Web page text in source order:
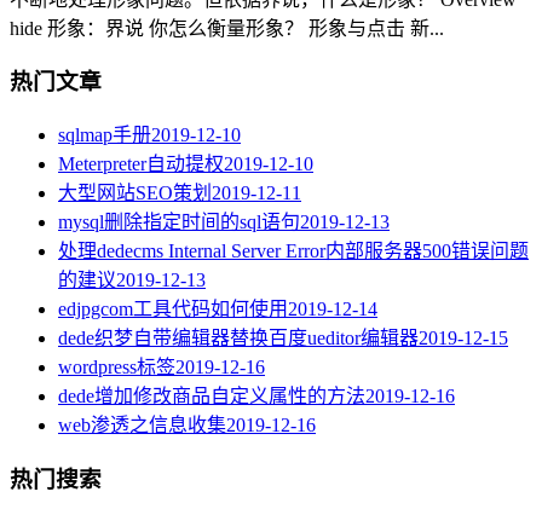
hide 形象：界说 你怎么衡量形象？ 形象与点击 新...
热门文章
sqlmap手册2019-12-10
Meterpreter自动提权2019-12-10
大型网站SEO策划 2019-12-11
mysql删除指定时间的sql语句2019-12-13
处理dedecms Internal Server Error内部服务器500错误问题
的建议2019-12-13
edjpgcom工具代码如何使用 2019-12-14
dede织梦自带编辑器替换百度ueditor编辑器2019-12-15
wordpress标签2019-12-16
dede增加修改商品自定义属性的方法2019-12-16
web渗透之信息收集2019-12-16
热门搜索